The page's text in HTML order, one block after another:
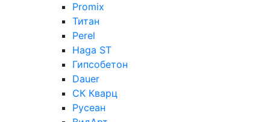
Promix
Титан
Perel
Haga ST
Гипсобетон
Dauer
СК Кварц
Русеан